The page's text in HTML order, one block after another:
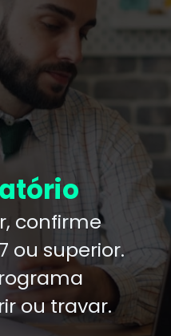
confirme
ou superior.
ou travar.